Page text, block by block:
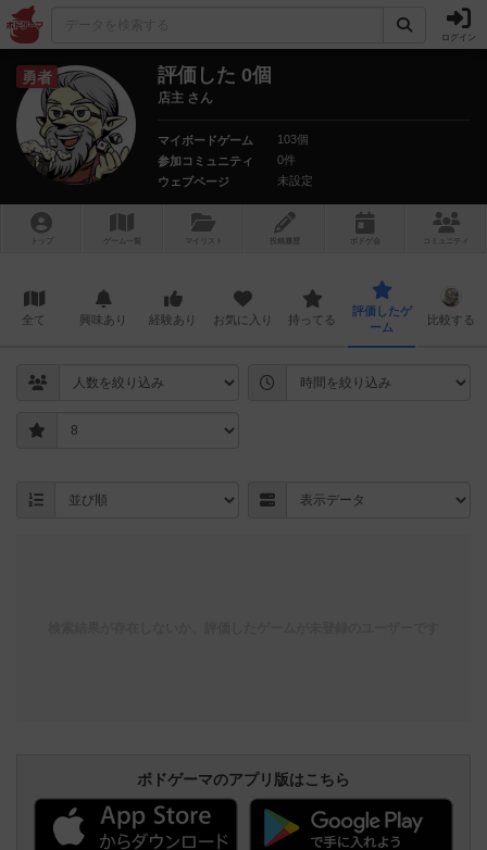
ログイン
勇者 評価した 0個
店主 さん
マイボードゲーム
103個
参加コミュニティ
0件
ウェブページ
未設定
トップ ゲーム一覧 マイリスト 投稿履歴 ボ ドゲ コミュニティ
全て 興味あり 経験あり お気に入り 持ってる
評価したゲ
ーム
比較する
ボドゲーマのアプリ版はこちら